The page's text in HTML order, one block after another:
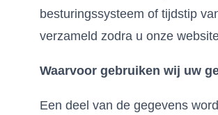
besturingssysteem of tijdstip
verzameld zodra u onze
Waarvoor gebruiken wij uw
Een deel van de gegevens